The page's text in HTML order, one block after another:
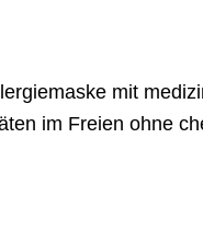
mit
im Freien ohne